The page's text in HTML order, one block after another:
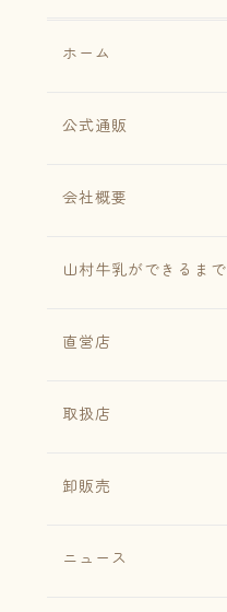
ホーム
公式通販
会社概要
山村牛乳ができるまで
直営店
取扱店
卸販売
ニュース